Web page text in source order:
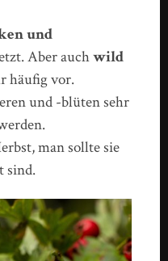
und
Aber auchwild
häufig vor.
und -blüten sehr
man sollte sie
sind.